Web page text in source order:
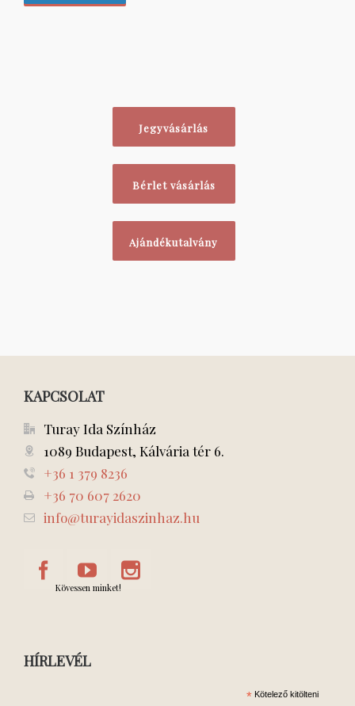
Jegyvásárlás
Bérlet vásárlás
Ajándékutalvány
KAPCSOLAT
Turay Ida Színház
1089 Budapest, Kálvária tér 6.
+36 1 379 8236
+36 70 607 2620
info@turayidaszinhaz.hu
Kövessen minket!
HÍRLEVÉL
* Kötelező kitölteni